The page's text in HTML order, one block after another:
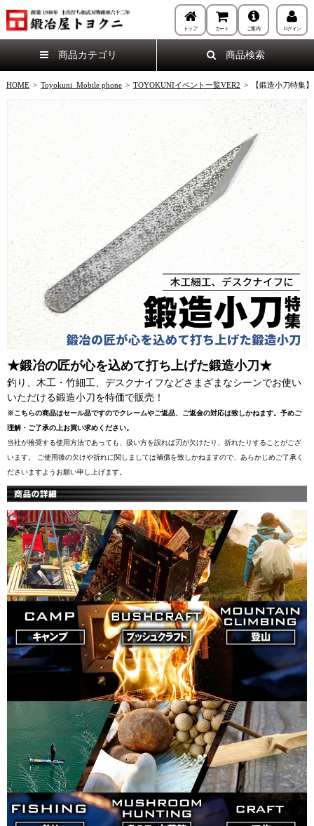
トップ カート ご案内 ログイン
商品カテゴリ 商品検索
HOME > Toyokuni_Mobile phone > TOYOKUNIイベント一覧VER2 > 【鍛造小刀特集】
★鍛冶の匠が心を込めて打ち上げた鍛造小刀★
釣り、木工・竹細工、デスクナイフなどさまざまなシーンでお使い
いただける鍛造小刀を特価で販売！
※こちらの商品はセール品ですのでクレームやご返品、ご返金の対応は致しかねます。予めご
理解・ご了承の上お買い求めください。
当社が推奨する使用方法であっても、扱い方を誤れば刃が欠けたり、折れたりすることがござ
います。 ご使用後の欠けや折れに関しましては補償を致しかねますので、あらかじめご了承く
ださいますようお願い申し上げます。